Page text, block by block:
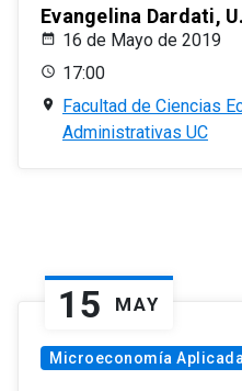
Evangelina Dardati,
16 de Mayo de 2019
17:00
Facultad de Ciencias
Administrativas UC
15 MAY
Microeconomía Aplicada